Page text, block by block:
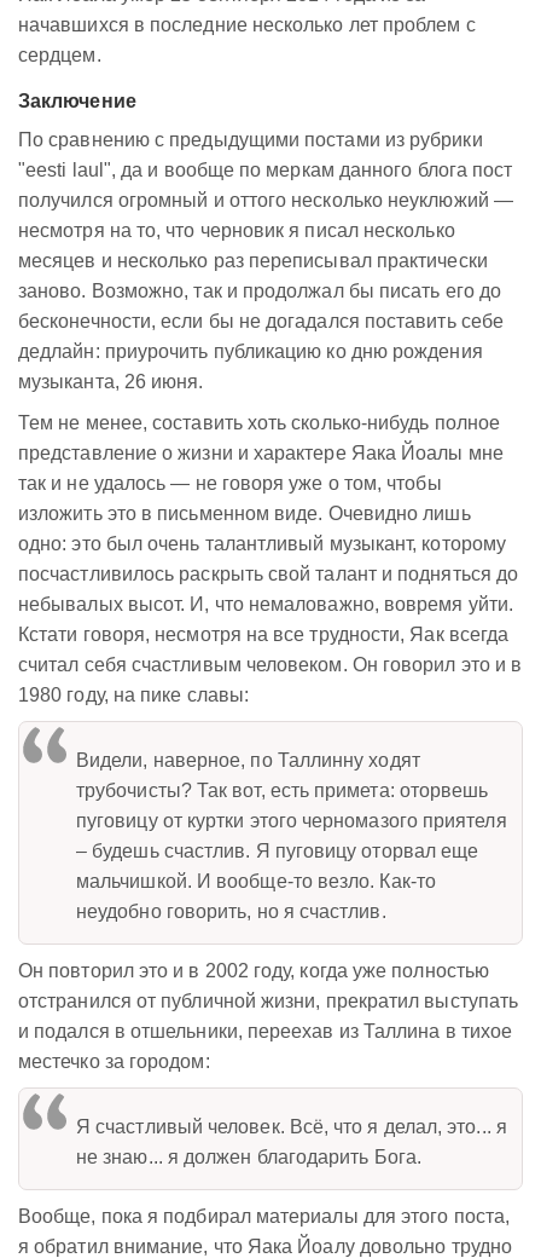
начавшихся в последние несколько лет проблем с
сердцем.
Заключение
По сравнению с предыдущими постами из рубрики
"eesti laul", да и вообще по меркам данного блога пост
получился огромный и оттого несколько неуклюжий —
несмотря на то, что черновик я писал несколько
месяцев и несколько раз переписывал практически
заново. Возможно, так и продолжал бы писать его до
бесконечности, если бы не догадался поставить себе
дедлайн: приурочить публикацию ко дню рождения
музыканта, 26 июня.
Тем не менее, составить хоть сколько-нибудь полное
представление о жизни и характере Яака Йоалы мне
так и не удалось — не говоря уже о том, чтобы
изложить это в письменном виде. Очевидно лишь
одно: это был очень талантливый музыкант, которому
посчастливилось раскрыть свой талант и подняться до
небывалых высот. И, что немаловажно, вовремя уйти.
Кстати говоря, несмотря на все трудности, Яак всегда
считал себя счастливым человеком. Он говорил это и в
1980 году, на пике славы:
Видели, наверное, по Таллинну ходят
трубочисты? Так вот, есть примета: оторвешь
пуговицу от куртки этого черномазого приятеля
– будешь счастлив. Я пуговицу оторвал еще
мальчишкой. И вообще-то везло. Как-то
неудобно говорить, но я счастлив.
Он повторил это и в 2002 году, когда уже полностью
отстранился от публичной жизни, прекратил выступать
и подался в отшельники, переехав из Таллина в тихое
местечко за городом:
Я счастливый человек. Всё, что я делал, это... я
не знаю... я должен благодарить Бога.
Вообще, пока я подбирал материалы для этого поста,
я обратил внимание, что Яака Йоалу довольно трудно